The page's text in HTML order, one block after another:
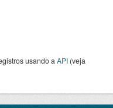
usando a API (veja